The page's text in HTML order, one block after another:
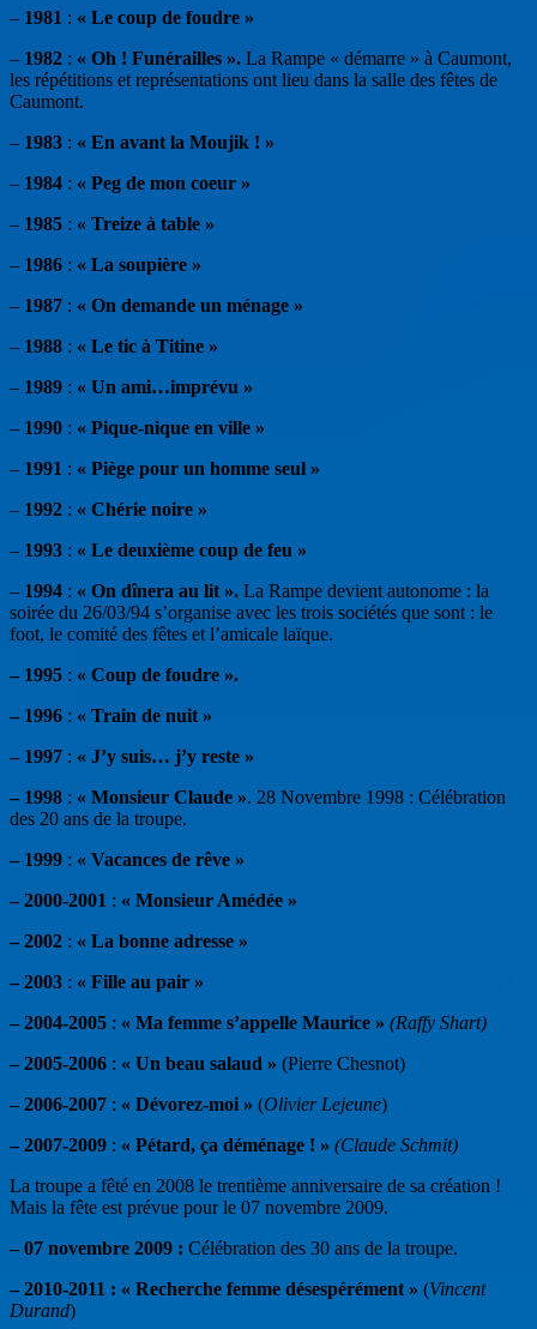
– 1981 : « Le coup de foudre »
– 1982 : « Oh ! Funérailles ». La Rampe « démarre » à Caumont,
les répétitions et représentations ont lieu dans la salle des fêtes de
Caumont.
– 1983 : « En avant la Moujik ! »
– 1984 : « Peg de mon coeur »
– 1985 : « Treize à table »
– 1986 : « La soupière »
– 1987 : « On demande un ménage »
– 1988 : « Le tic à Titine »
– 1989 : « Un ami…imprévu »
– 1990 : « Pique-nique en ville »
– 1991 : « Piège pour un homme seul »
– 1992 : « Chérie noire »
– 1993 : « Le deuxième coup de feu »
– 1994 : « On dînera au lit ». La Rampe devient autonome : la
soirée du 26/03/94 s’organise avec les trois sociétés que sont : le
foot, le comité des fêtes et l’amicale laïque.
– 1995 : « Coup de foudre ».
– 1996 : « Train de nuit »
– 1997 : « J’y suis… j’y reste »
– 1998 : « Monsieur Claude ». 28 Novembre 1998 : Célébration
des 20 ans de la troupe.
– 1999 : « Vacances de rêve »
– 2000-2001 : « Monsieur Amédée »
– 2002 : « La bonne adresse »
– 2003 : « Fille au pair »
– 2004-2005 : « Ma femme s’appelle Maurice » (Raffy Shart)
– 2005-2006 : « Un beau salaud » (Pierre Chesnot)
– 2006-2007 : « Dévorez-moi » (Olivier Lejeune)
– 2007-2009 : « Pétard, ça déménage ! » (Claude Schmit)
La troupe a fêté en 2008 le trentième anniversaire de sa création !
Mais la fête est prévue pour le 07 novembre 2009.
– 07 novembre 2009 : Célébration des 30 ans de la troupe.
– 2010-2011 : « Recherche femme désespérément » (Vincent
Durand)